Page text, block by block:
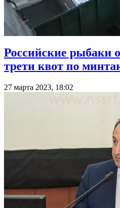
Российские рыбаки
трети квот по
27 марта 2023, 18:02